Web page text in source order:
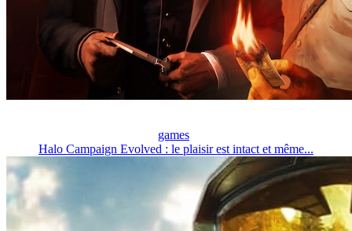
games
Halo Campaign Evolved : le plaisir est intact et même...